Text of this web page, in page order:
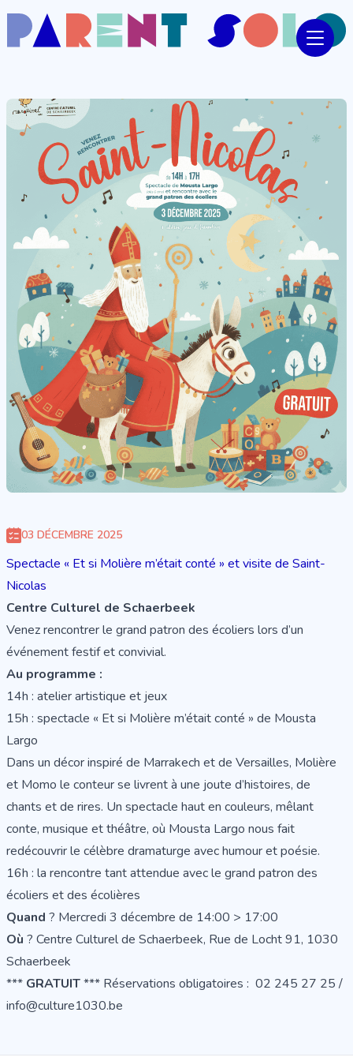
03 DÉCEMBRE 2025
Spectacle « Et si Molière m’était conté » et visite de Saint-
Nicolas
Centre Culturel de Schaerbeek
Venez rencontrer le grand patron des écoliers lors d’un
événement festif et convivial.
Au programme :
14h : atelier artistique et jeux
15h : spectacle « Et si Molière m’était conté » de Mousta
Largo
Dans un décor inspiré de Marrakech et de Versailles, Molière
et Momo le conteur se livrent à une joute d’histoires, de
chants et de rires. Un spectacle haut en couleurs, mêlant
conte, musique et théâtre, où Mousta Largo nous fait
redécouvrir le célèbre dramaturge avec humour et poésie.
16h : la rencontre tant attendue avec le grand patron des
écoliers et des écolières
Quand ? Mercredi 3 décembre de 14:00 > 17:00
Où ? Centre Culturel de Schaerbeek, Rue de Locht 91, 1030
Schaerbeek
*** GRATUIT*** Réservations obligatoires : 02 245 27 25 /
info@culture1030.be